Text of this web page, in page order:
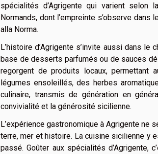
spécialités d’Agrigente qui varient selon
Normands, dont l’empreinte s’observe
alla Norma.
L’histoire d’Agrigente s’invite aussi dans
base de desserts parfumés ou de sauces
regorgent de produits locaux, permettant
légumes ensoleillés, des herbes
culinaire, transmis de génération en
convivialité et la générosité sicilienne.
L’expérience gastronomique à Agrigente ne
terre, mer et histoire. La cuisine sicilienne y
passé. Goûter aux spécialités d’Agrigente,